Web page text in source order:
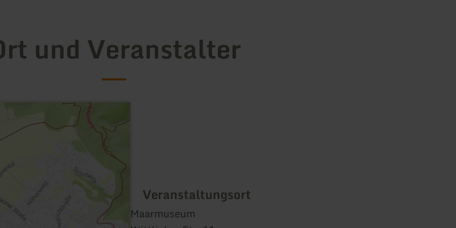
und Veranstalter
Veranstaltungsort
Maarmuseum